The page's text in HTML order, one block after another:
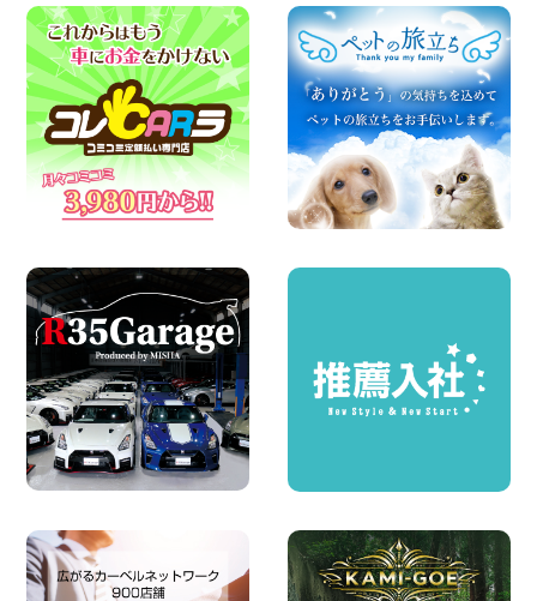
ールが付いている〜!! 福島県 福島笹木野
店
100円レンタカー 福島笹木野
2026年08月05日
※※超格安日額5,800円※※荷物運びに最適
の軽バンのレンタカー!! 出雲ドーム前店
島根県 出雲ドーム前店
100円レンタカー 出雲ドーム前
2026年08月05日
人気のスペイドワゴン ライトブルーで登
100円レンタカー 羽田空港
ちょっとそこまで。もっと気軽に 埼玉県
西武秩父駅前店
100円レンタカー 西武秩父駅前
2026年08月03日
圧倒的な存在感!【トヨタ・メガクルーザ
ー】を体感できるチャンスです! 千葉県
千葉北店